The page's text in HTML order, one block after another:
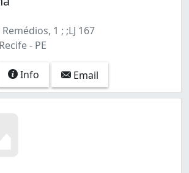
(3)
(18)
1 ; ;LJ 167
- PE
Info Email